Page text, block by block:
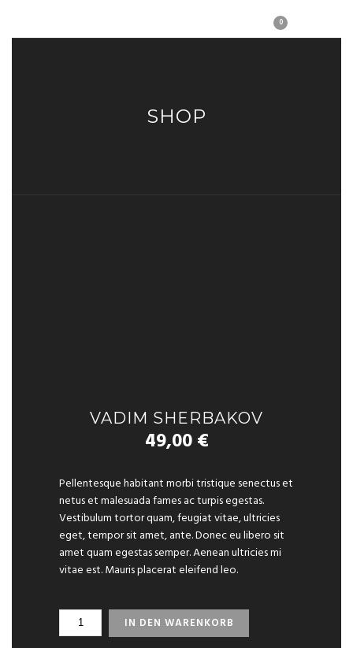
0
SHOP
VADIM SHERBAKOV
49,00€
Pellentesque habitant morbi tristique senectus et
netus et malesuada fames ac turpis egestas.
Vestibulum tortor quam, feugiat vitae, ultricies
eget, tempor sit amet, ante. Donec eu libero sit
amet quam egestas semper. Aenean ultricies mi
vitae est. Mauris placerat eleifend leo.
VADIM
IN DEN WARENKORB